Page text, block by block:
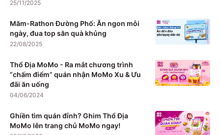
25/11/2025
Măm-Rathon Đường Phố: Ăn ngon mỗi
ngày, đua top săn quà khủng
22/08/2025
Thổ Địa MoMo - Ra mắt chương trình
“chấm điểm” quán nhận MoMo Xu & Ưu
đãi ăn uống
04/06/2024
Ghiền tìm quán đỉnh? Ghim Thổ Địa
MoMo lên trang chủ MoMo ngay!